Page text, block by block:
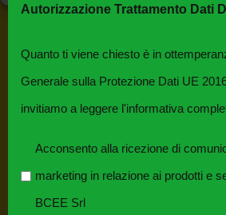
2016/679 *
Quanto ti viene chiesto è in
2016/679 (GDPR). Ti
l'informativa
Autorizzazione Trattamento Dati
Quanto ti viene chiesto è in
Generale sulla Protezione Dati UE
invitiamo a leggere l'informativa
Acconsento alla ricezione di
marketing in relazione ai prodotti e
BCEE Srl